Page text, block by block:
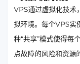
VPS通过虚拟化技术
拟环境。每个VPS实
种“共享”模式使得每
点故障的风险和资源